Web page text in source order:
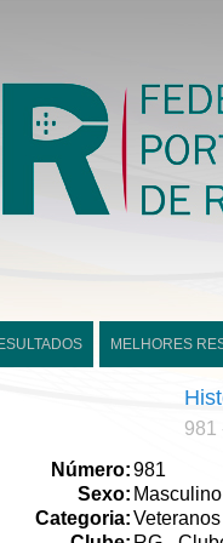
MELHORES
981
Número:981
Sexo: Masculino
Categoria:Veteranos